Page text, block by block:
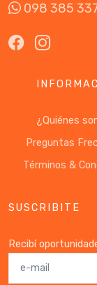
098 385
¿Quiénes
Preguntas
Términos &
SUSCRIBITE
Recibí